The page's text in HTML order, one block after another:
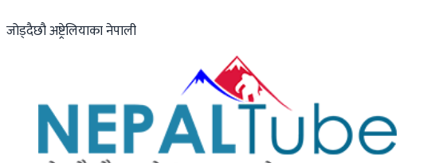
जोड्दैछौ अष्ट्रेलियाका नेपाली